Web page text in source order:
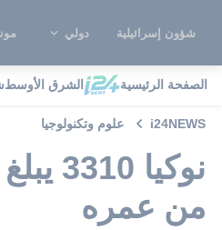
شؤون إسرائيلية دولي
الصفحة الرئيسية الشرق الأوسط
i24NEWS علوم وتكنولوجيا
نوكيا
من عمره